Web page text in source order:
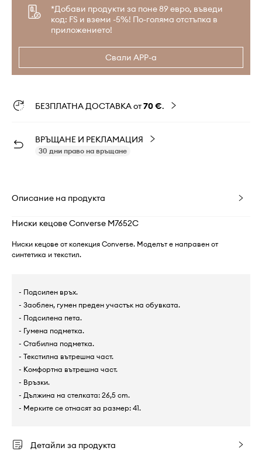
*Добави продукти за поне 89 евро, въведи
код: FS и вземи -5%! По-голяма отстъпка в
приложението!
Свали APP-а
БЕЗПЛАТНА ДОСТАВКА от70 €.
ВРЪЩАНЕ И РЕКЛАМАЦИЯ
30 дни право на връщане
Описание на продукта
Ниски кецове Converse M7652C
Ниски кецове от колекция Converse. Моделът е направен от
синтетика и текстил.
- Подсилен връх.
- Заоблен, гумен преден участък на обувката.
- Подсилена пета.
- Гумена подметка.
- Стабилна подметка.
- Текстилна вътрешна част.
- Комфортна вътрешна част.
- Връзки.
- Дължина на стелката: 26,5 cm.
- Мерките се отнасят за размер: 41.
Детайли за продукта